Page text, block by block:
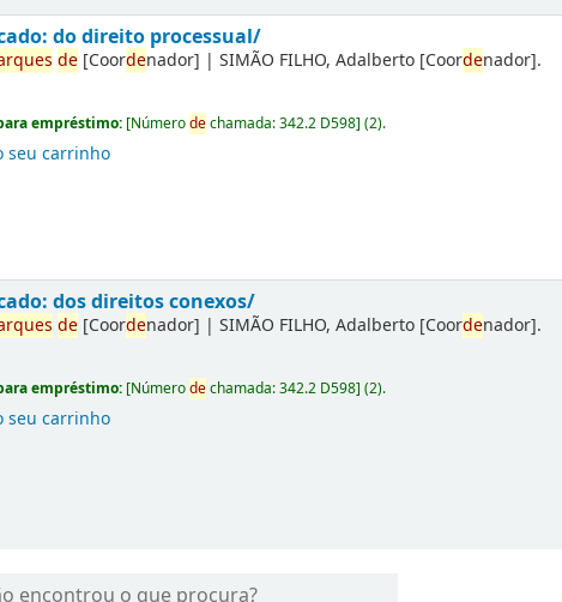
do direito processual/
de [Coordenador] |SIMÃO FILHO, Adalberto [Coordenador].
empréstimo: [Númerodechamada:342.2 D598](2).
seu carrinho
dos direitos conexos/
de [Coordenador] |SIMÃO FILHO, Adalberto [Coordenador].
empréstimo: [Númerodechamada:342.2 D598](2).
seu carrinho